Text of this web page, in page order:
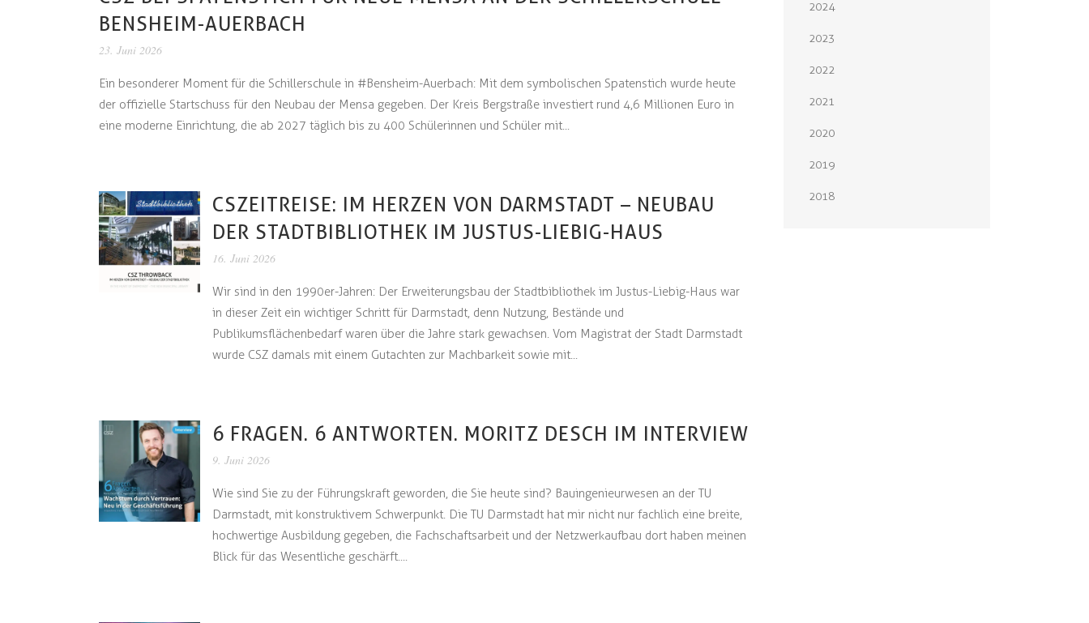
BENSHEIM-AUERBACH
23. Juni 2026
Ein besonderer Moment für die Schillerschule in #Bensheim-Auerbach: Mit dem symbolischen Spatenstich wurde heute
der offizielle Startschuss für den Neubau der Mensa gegeben. Der Kreis Bergstraße investiert rund 4,6 Millionen Euro in
eine moderne Einrichtung, die ab 2027 täglich bis zu 400 Schülerinnen und Schüler mit...
CSZEITREISE: IM HERZEN VON DARMSTADT – NEUBAU
DER STADTBIBLIOTHEK IM JUSTUS-LIEBIG-HAUS
16. Juni 2026
Wir sind in den 1990er-Jahren: Der Erweiterungsbau der Stadtbibliothek im Justus-Liebig-Haus war
in dieser Zeit ein wichtiger Schritt für Darmstadt, denn Nutzung, Bestände und
Publikumsflächenbedarf waren über die Jahre stark gewachsen. Vom Magistrat der Stadt Darmstadt
wurde CSZ damals mit einem Gutachten zur Machbarkeit sowie mit...
6 FRAGEN. 6 ANTWORTEN. MORITZ DESCH IM INTERVIEW
9. Juni 2026
Wie sind Sie zu der Führungskraft geworden, die Sie heute sind? Bauingenieurwesen an der TU
Darmstadt, mit konstruktivem Schwerpunkt. Die TU Darmstadt hat mir nicht nur fachlich eine breite,
hochwertige Ausbildung gegeben, die Fachschaftsarbeit und der Netzwerkaufbau dort haben meinen
Blick für das Wesentliche geschärft....
2024
2023
2022
2021
2020
2019
2018